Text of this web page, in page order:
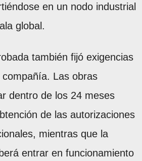
en un nodo industrial
global.
también fijó exigencias
Las obras
dentro de los 24 meses
de las autorizaciones
mientras que la
entrar en funcionamiento